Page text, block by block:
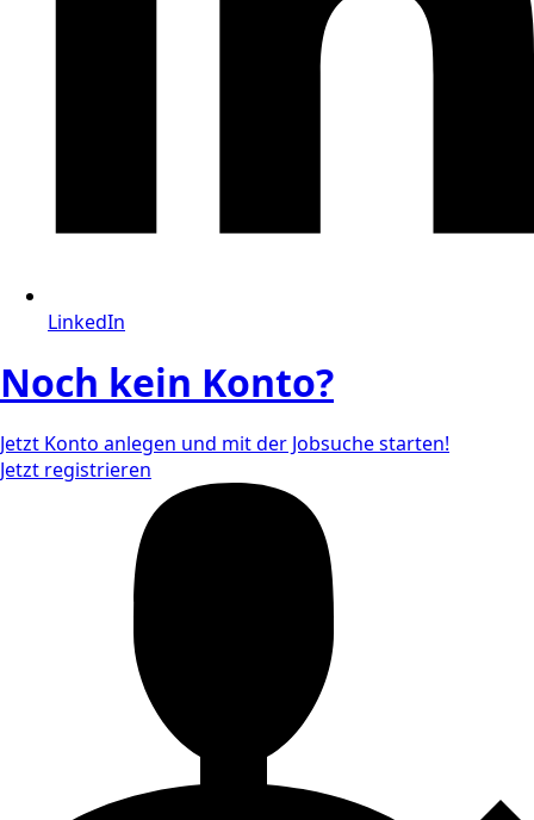
LinkedIn
Noch kein Konto?
Jetzt Konto anlegen und mit der Jobsuche starten!
Jetzt registrieren